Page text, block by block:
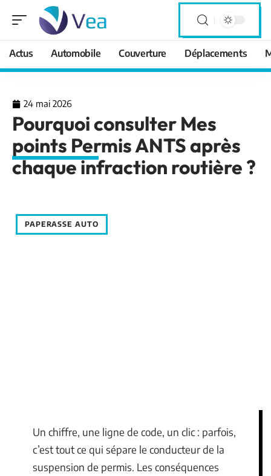
Actus Automobile Couverture Déplacements
24 mai 2026
Pourquoi consulter Mes
points Permis ANTS après
chaque infraction routière ?
PAPERASSE AUTO
Un chiffre, une ligne de code, un clic : parfois,
c’est tout ce qui sépare le conducteur de la
suspension de permis. Les conséquences